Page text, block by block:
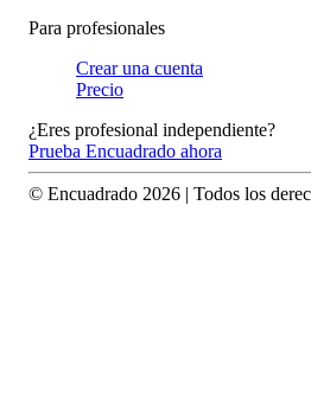
Para profesionales
Crear una cuenta
Precio
¿Eres profesional independiente?
Prueba Encuadrado ahora
© Encuadrado 2026 | Todos los